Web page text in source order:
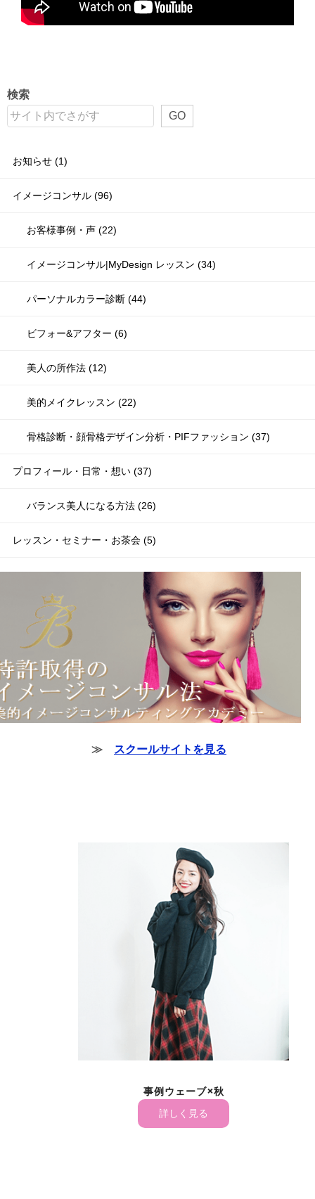
検索
GO
お知らせ (1)
イメージコンサル (96)
お客様事例・声 (22)
イメージコンサル|MyDesign レッスン (34)
パーソナルカラー診断 (44)
ビフォー&アフター (6)
美人の所作法 (12)
美的メイクレッスン (22)
骨格診断・顔骨格デザイン分析・PIFファッション (37)
プロフィール・日常・想い (37)
バランス美人になる方法 (26)
レッスン・セミナー・お茶会 (5)
≫ スクールサイトを見る
事例ウェーブ×秋
詳しく見る